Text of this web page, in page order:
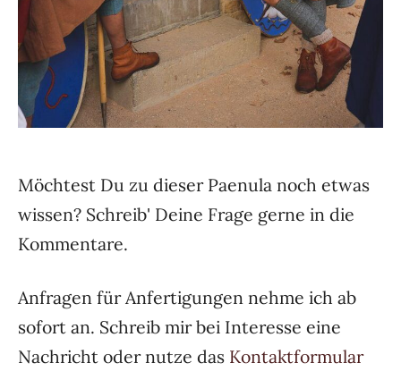
Möchtest Du zu dieser Paenula noch etwas
wissen? Schreib' Deine Frage gerne in die
Kommentare.
Anfragen für Anfertigungen nehme ich ab
sofort an. Schreib mir bei Interesse eine
Nachricht oder nutze das Kontaktformular